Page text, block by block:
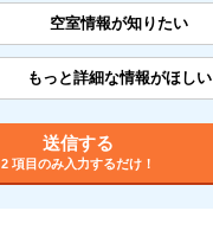
空室情報が知りたい
もっと詳細な情報がほしい
送信する
2 項目のみ入力するだけ！